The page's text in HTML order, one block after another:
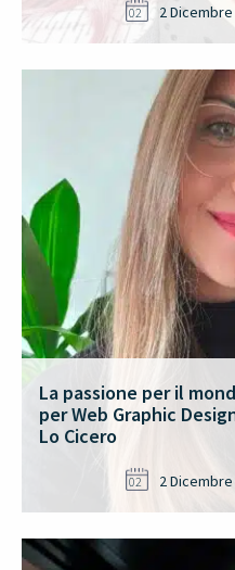
02 2
La passione per il
per Web Graphic
Lo Cicero
02 2